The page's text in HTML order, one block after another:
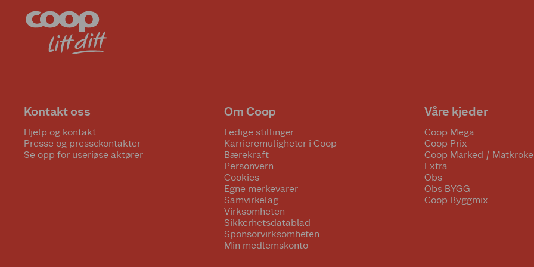
Kontakt oss
Hjelp og kontakt
Presse og pressekontakter
Se opp for useriøse aktører
Om Coop
Ledige stillinger
Karrieremuligheter i Coop
Bærekraft
Personvern
Cookies
Egne merkevarer
Samvirkelag
Virksomheten
Sikkerhetsdatablad
Sponsorvirksomheten
Min medlemskonto
Våre kjeder
Coop Mega
Coop Prix
Coop Marked /
Extra
Obs
Obs BYGG
Coop Byggmix